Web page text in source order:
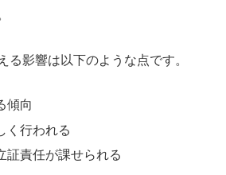
る影響は以下のような点です。
傾向
く行われる
証責任が課せられる